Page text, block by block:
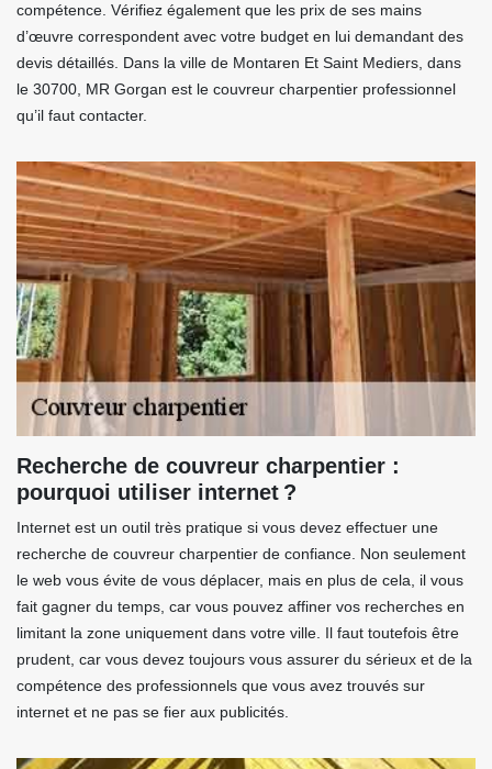
compétence. Vérifiez également que les prix de ses mains
d’œuvre correspondent avec votre budget en lui demandant des
devis détaillés. Dans la ville de Montaren Et Saint Mediers, dans
le 30700, MR Gorgan est le couvreur charpentier professionnel
qu’il faut contacter.
Recherche de couvreur charpentier :
pourquoi utiliser internet ?
Internet est un outil très pratique si vous devez effectuer une
recherche de couvreur charpentier de confiance. Non seulement
le web vous évite de vous déplacer, mais en plus de cela, il vous
fait gagner du temps, car vous pouvez affiner vos recherches en
limitant la zone uniquement dans votre ville. Il faut toutefois être
prudent, car vous devez toujours vous assurer du sérieux et de la
compétence des professionnels que vous avez trouvés sur
internet et ne pas se fier aux publicités.